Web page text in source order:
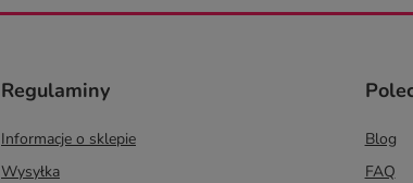
Regulaminy
Informacje o sklepie
Wysyłka
Blog
FAQ